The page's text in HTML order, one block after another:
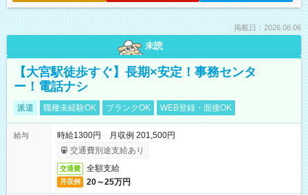
掲載日：2026.08.06
未読
【大宮駅徒歩すぐ】長期×安定！事務センタ
ー！電話ナシ
派遣 職種未経験OK ブランクOK WEB登録・面接OK
給与
時給1300円 月収例 201,500円
交通費別途支給あり
交通費 全額支給
月収例 20～25万円